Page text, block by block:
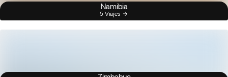
Namibia
5 Viajes